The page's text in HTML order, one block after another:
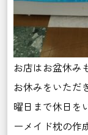
お店はお盆休み
お休みをいただ
曜日まで休日を
ーメイド枕の作